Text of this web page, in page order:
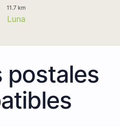
11.7 km
Luna
postales